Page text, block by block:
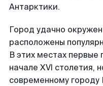
Антарктики.
Город удачно
расположены
В этих местах первые
начале XVI столетия,
современному